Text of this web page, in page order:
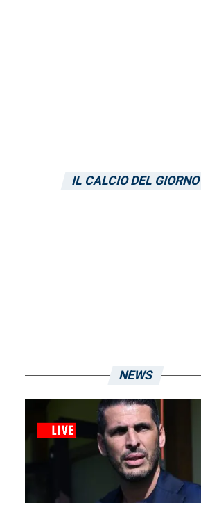
IL CALCIO DEL GIORNO
NEWS